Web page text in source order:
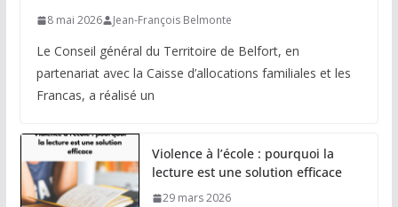
8 mai 2026 Jean-François Belmonte
Le Conseil général du Territoire de Belfort, en
partenariat avec la Caisse d’allocations familiales et les
Francas, a réalisé un
Violence à l’école : pourquoi la
lecture est une solution efficace
29 mars 2026